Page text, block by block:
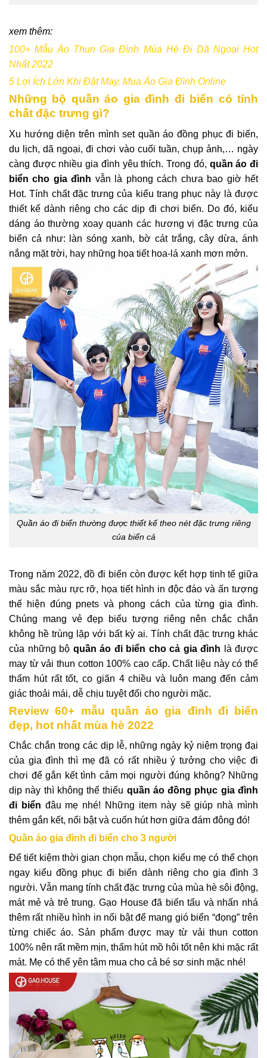
xem thêm:
100+ Mẫu Áo Thun Gia Đình Mùa Hè Đi Dã Ngoại Hot
Nhất 2022
5 Lợi Ích Lớn Khi Đặt May, Mua Áo Gia Đình Online
Những bộ quần áo gia đình đi biển có tính
chất đặc trưng gì?
Xu hướng diện trên mình set quần áo đồng phục đi biển,
du lịch, dã ngoại, đi chơi vào cuối tuần, chụp ảnh,… ngày
càng được nhiều gia đình yêu thích. Trong đó, quần áo đi
biển cho gia đình vẫn là phong cách chưa bao giờ hết
Hot. Tính chất đặc trưng của kiểu trang phục này là được
thiết kế dành riêng cho các dịp đi chơi biển. Do đó, kiểu
dáng áo thường xoay quanh các hương vị đặc trưng của
biển cả như: làn sóng xanh, bờ cát trắng, cây dừa, ánh
nắng mặt trời, hay những họa tiết hoa-lá xanh mơn mởn.
Quần áo đi biển thường được thiết kế theo nét đặc trưng riêng
của biển cả
Trong năm 2022, đồ đi biển còn được kết hợp tinh tế giữa
màu sắc màu rực rỡ, họa tiết hình in độc đáo và ấn tượng
thể hiện đúng pnets và phong cách của từng gia đình.
Chúng mang vẻ đẹp biểu tượng riêng nên chắc chắn
không hề trùng lặp với bất kỳ ai. Tính chất đặc trưng khác
của những bộ quần áo đi biển cho cả gia đình
là được
may từ vải thun cotton 100% cao cấp. Chất liệu này có thể
thấm hút rất tốt, co giãn 4 chiều và luôn mang đến cảm
giác thoải mái, dễ chịu tuyệt đối cho người mặc.
Review 60+ mẫu quần áo gia đình đi biển
đẹp, hot nhất mùa hè 2022
Chắc chắn trong các dịp lễ, những ngày kỷ niệm trọng đại
của gia đình thì mẹ đã có rất nhiều ý tưởng cho việc đi
chơi để gắn kết tình cảm mọi người đúng không? Những
dịp này thì không thể thiếu quần áo đồng phục gia đình
đi biển đâu mẹ nhé! Những item này sẽ giúp nhà mình
thêm gắn kết, nổi bật và cuốn hút hơn giữa đám đông đó!
Quần áo gia đình đi biển cho 3 người
Để tiết kiệm thời gian chọn mẫu, chọn kiểu mẹ có thể chọn
ngay kiểu đồng phục đi biển dành riêng cho gia đình 3
người. Vẫn mang tính chất đặc trưng của mùa hè sôi động,
mát mẻ và trẻ trung. Gạo House đã biến tấu và nhấn nhá
thêm rất nhiều hình in nổi bật để mang gió biển “đọng” trên
từng chiếc áo. Sản phẩm được may từ vải thun cotton
100% nên rất mềm mịn, thấm hút mồ hôi tốt nên khi mặc rất
mát. Mẹ có thể yên tâm mua cho cả bé sơ sinh mặc nhé!